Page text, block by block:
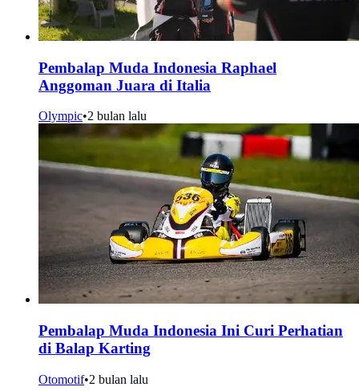
Pembalap Muda Indonesia Raphael
Anggoman Juara di Italia
Olympic•2 bulan lalu
Pembalap Muda Indonesia Ini Curi Perhatian
di Balap Karting
Otomotif•2 bulan lalu